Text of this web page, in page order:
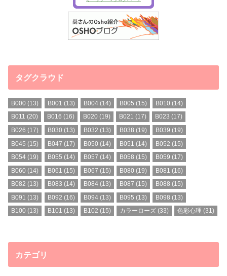
タグクラウド
B000 (13) B001 (13) B004(14) B005 (15) B010 (14)
B011 (20) B016 (16) B020 (19) B021 (17) B023 (17)
B026 (17) B030 (13) B032 (13) B038 (19) B039 (19)
B045 (15) B047 (17) B050 (14) B051 (14) B052 (15)
B054 (19) B055 (14) B057 (14) B058 (15) B059 (17)
B060 (14) B061 (15) B067 (15) B080 (19) B081 (16)
B082 (13) B083 (14) B084(13) B087 (15) B088 (15)
B091 (13) B092 (16) B094(13) B095 (13) B098 (13)
B100 (13) B101 (13) B102 (15) カラーローズ (33) 色彩心理 (31)
カテゴリ